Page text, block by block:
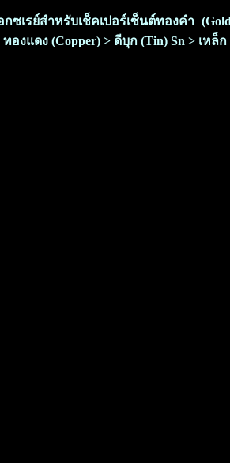
กซเรย์สำหรับเช็คเปอร์เซ็นต์ทองคำ
ทองแดง (Copper) > ดีบุก (Tin) Sn > เห